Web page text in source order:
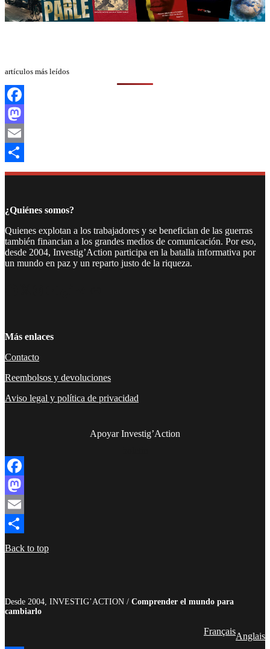
artículos más leídos
Facebook
Mastodon
Email
Compartir
¿Quiénes somos?
Quienes explotan a los trabajadores y se benefician de las guerras
también financian a los grandes medios de comunicación. Por eso,
desde 2004, Investig’Action participa en la batalla informativa por
un mundo en paz y un reparto justo de la riqueza.
Más enlaces
Contacto
Reembolsos y devoluciones
Aviso legal y política de privacidad
Apoyar Investig’Action
Facebook
Mastodon
Email
Compartir
Back to top
Desde 2004, INVESTIG’ACTION / Comprender el mundo para
cambiarlo
FrançaisAnglais